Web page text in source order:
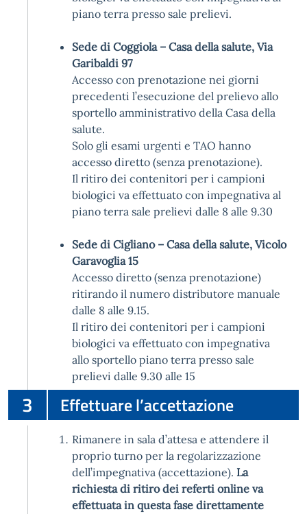
piano terra presso sale prelievi.
Sede di Coggiola – Casa della salute, Via
Garibaldi 97
Accesso con prenotazione nei giorni
precedenti l’esecuzione del prelievo allo
sportello amministrativo della Casa della
salute.
Solo gli esami urgenti e TAO hanno
accesso diretto (senza prenotazione).
Il ritiro dei contenitori per i campioni
biologici va effettuato con impegnativa al
piano terra sale prelievi dalle 8 alle 9.30
Sede di Cigliano – Casa della salute, Vicolo
Garavoglia 15
Accesso diretto (senza prenotazione)
ritirando il numero distributore manuale
dalle 8 alle 9.15.
Il ritiro dei contenitori per i campioni
biologici va effettuato con impegnativa
allo sportello piano terra presso sale
prelievi dalle 9.30 alle 15
3 Effettuare l’accettazione
Rimanere in sala d’attesa e attendere il
proprio turno per la regolarizzazione
dell’impegnativa (accettazione). La
richiesta di ritiro dei referti online va
effettuata in questa fase direttamente